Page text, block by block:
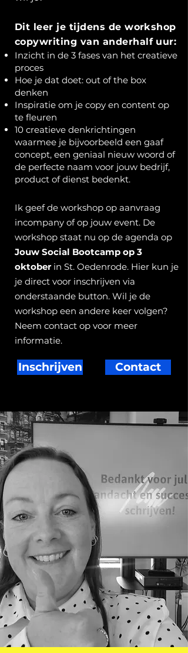
Dit leer je tijdens de workshop
copywriting van anderhalf uur:
Inzicht in de 3 fases van het creatieve
proces
Hoe je dat doet: out of the box
denken
Inspiratie om je copy en content op
te fleuren
10 creatieve denkrichtingen
waarmee je bijvoorbeeld een gaaf
concept, een geniaal nieuw woord of
de perfecte naam voor jouw bedrijf,
product of dienst bedenkt.
Ik geef de workshop op aanvraag
incompany of op jouw event. De
workshop staat nu op de agenda op
Jouw Social Bootcamp op 3
oktoberin St. Oedenrode. Hier kun je
je direct voor inschrijven via
onderstaande button. Wil je de
workshop een andere keer volgen?
Neem contact op voor meer
informatie.
Inschrijven Contact